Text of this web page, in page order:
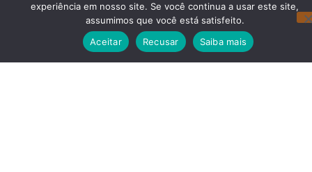
experiência em nosso site. Se você continua a usar este site,
assumimos que você está satisfeito.
Aceitar
Recusar Saiba mais